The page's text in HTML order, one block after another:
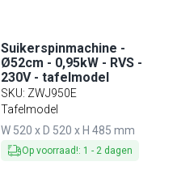
Suikerspinmachine -
Ø52cm - 0,95kW - RVS -
230V - tafelmodel
SKU: ZWJ950E
Tafelmodel
W 520 x D 520 x H 485 mm
Op voorraad!: 1 - 2 dagen